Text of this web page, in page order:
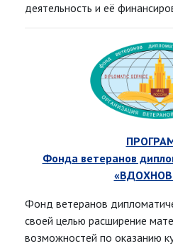
деятельность и её
Фонда ветеранов
Фонд ветеранов
своей целью расширение
возможностей по оказанию